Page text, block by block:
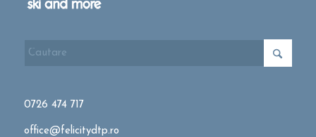
0726 474 717
office@felicitydtp.ro